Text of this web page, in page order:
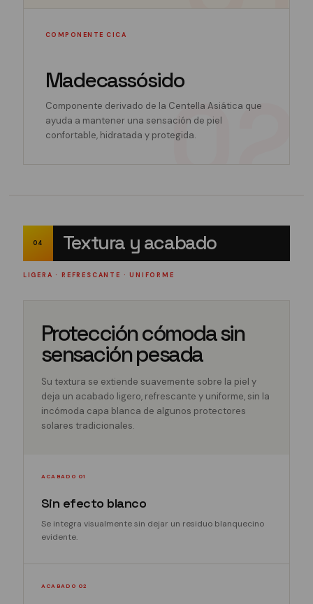
COMPONENTE CICA
Madecassósido
Componente derivado de la Centella Asiática que
ayuda a mantener una sensación de piel
confortable, hidratada y protegida.
04 Textura y acabado
LIGERA · REFRESCANTE · UNIFORME
Protección cómoda sin
sensación pesada
Su textura se extiende suavemente sobre la piel y
deja un acabado ligero, refrescante y uniforme, sin la
incómoda capa blanca de algunos protectores
solares tradicionales.
ACABADO 01
Sin efecto blanco
Se integra visualmente sin dejar un residuo blanquecino
evidente.
ACABADO 02